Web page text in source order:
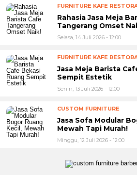
FURNITURE KAFE
Rahasia Jasa Meja
Tangerang Omset
Selasa, 14 Juli 2026 - 12:00
FURNITURE KAFE
Jasa Meja Barista
Sempit Estetik
Senin, 13 Juli 2026 - 12:00
CUSTOM FURNITURE
Jasa Sofa Modular
Mewah Tapi Murah!
Minggu, 12 Juli 2026 - 12:00